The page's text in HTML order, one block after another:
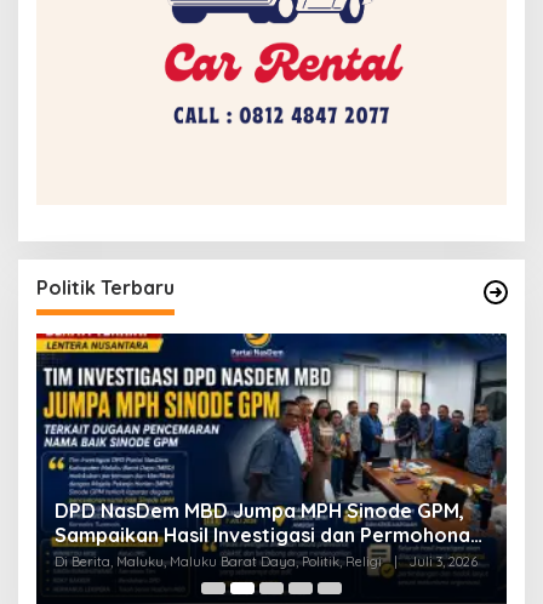
Politik Terbaru
DPD NasDem MBD Jumpa MPH Sinode GPM,
Sampaikan Hasil Investigasi dan Permohonan
Maaf
Di Berita, Maluku, Maluku Barat Daya, Politik, Religi Juli 3, 2026